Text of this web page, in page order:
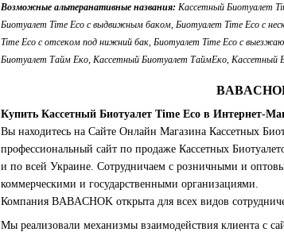
Возможные альтеранативные названия: Кассетный Биотуалет
Биотуалет Time Eco с выдвижным баком, Биотуалет Time Eco с
Time Eco с отсеком под нижний бак, Биотуалет Time Eco с
Биотуалет Тайм Еко, Кассетный Биотуалет ТаймЕко,
Купить Кассетный Биотуалет Time Eco в Интернет-
Вы находитесь на Сайте Онлайн Магазина Кассетных
профессиональный сайт по продаже Кассетных
и по всей Украине. Сотрудничаем с розничными и
коммерческими и государственными организациями.
Компания BABACHOK открыта для всех видов
Мы реализовали механизмы взаимодействия клиента с